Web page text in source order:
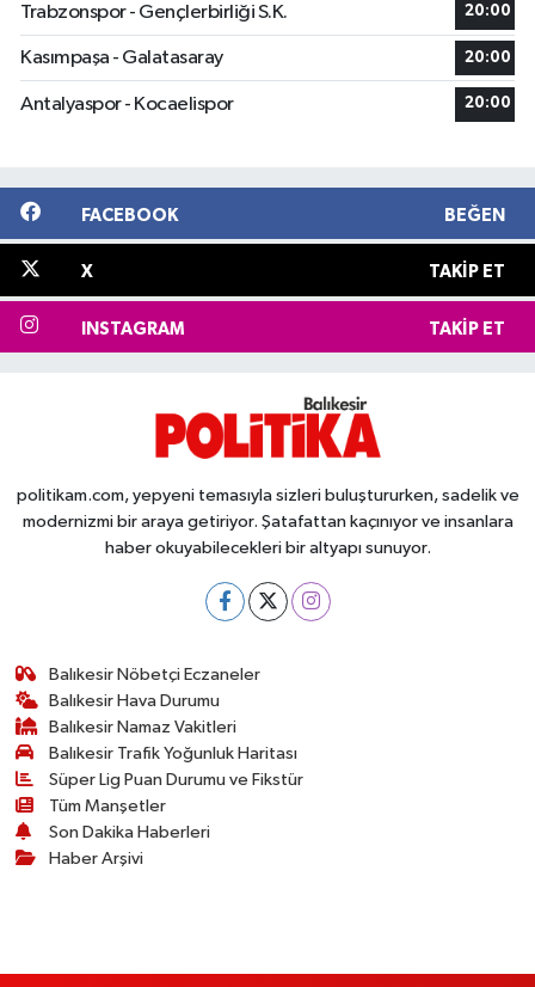
Trabzonspor - Gençlerbirliği S.K. 20:00
Kasımpaşa - Galatasaray 20:00
Antalyaspor - Kocaelispor 20:00
FACEBOOK BEĞEN
X TAKIP ET
INSTAGRAM TAKIP ET
politikam.com, yepyeni temasıyla sizleri buluştururken, sadelik ve
modernizmi bir araya getiriyor. Şatafattan kaçınıyor ve insanlara
haber okuyabilecekleri bir altyapı sunuyor.
Balıkesir Nöbetçi Eczaneler
Balıkesir Hava Durumu
Balıkesir Namaz Vakitleri
Balıkesir Trafik Yoğunluk Haritası
Süper Lig Puan Durumu ve Fikstür
Tüm Manşetler
Son Dakika Haberleri
Haber Arşivi